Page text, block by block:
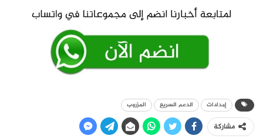
إمدادات الدعم السريع المزروب
مشاركة